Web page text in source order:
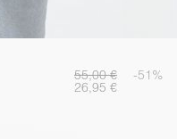
55,00 € -51%
26,95 €